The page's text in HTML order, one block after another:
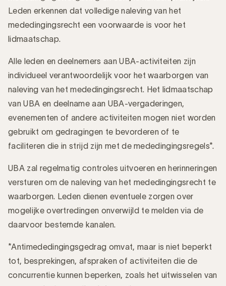
Leden erkennen dat volledige naleving van het
mededingingsrecht een voorwaarde is voor het
lidmaatschap.
Alle leden en deelnemers aan UBA-activiteiten zijn
individueel verantwoordelijk voor het waarborgen van
naleving van het mededingingsrecht. Het lidmaatschap
van UBA en deelname aan UBA-vergaderingen,
evenementen of andere activiteiten mogen niet worden
gebruikt om gedragingen te bevorderen of te
faciliteren die in strijd zijn met de mededingingsregels*.
UBA zal regelmatig controles uitvoeren en herinneringen
versturen om de naleving van het mededingingsrecht te
waarborgen. Leden dienen eventuele zorgen over
mogelijke overtredingen onverwijld te melden via de
daarvoor bestemde kanalen.
*Antimededingingsgedrag omvat, maar is niet beperkt
tot, besprekingen, afspraken of activiteiten die de
concurrentie kunnen beperken, zoals het uitwisselen van